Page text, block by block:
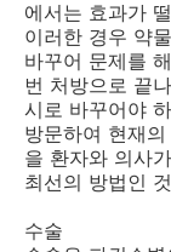
에서는 효과가
이러한 경우 약
바꾸어 문제를
번 처방으로 끝
시로 바꾸어야
방문하여 현재
을 환자와 의사
최선의 방법인
수술